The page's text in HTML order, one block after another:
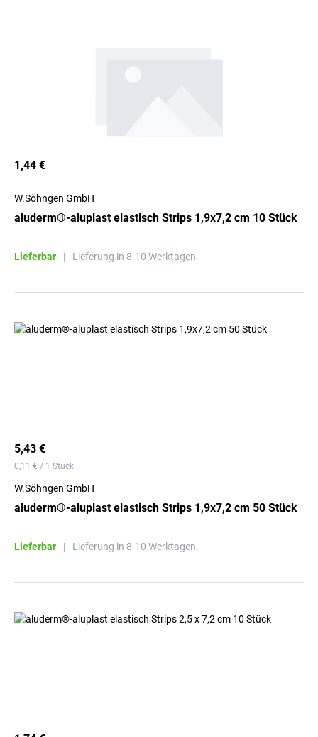
1,44 €
W.Söhngen GmbH
aluderm®-aluplast elastisch Strips 1,9x7,2 cm 10 Stück
Lieferbar | Lieferung in 8-10 Werktagen.
5,43 €
0,11 € / 1 Stück
W.Söhngen GmbH
aluderm®-aluplast elastisch Strips 1,9x7,2 cm 50 Stück
Lieferbar | Lieferung in 8-10 Werktagen.